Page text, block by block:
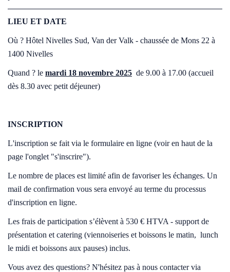
LIEU ET DATE
Où ? Hôtel Nivelles Sud, Van der Valk - chaussée de Mons 22 à
1400 Nivelles
Quand ? le mardi 18 novembre 2025 de 9.00 à 17.00 (accueil
dès 8.30 avec petit déjeuner)
INSCRIPTION
L'inscription se fait via le formulaire en ligne (voir en haut de la
page l'onglet "s'inscrire").
Le nombre de places est limité afin de favoriser les échanges. Un
mail de confirmation vous sera envoyé au terme du processus
d'inscription en ligne.
Les frais de participation s’élèvent à 530 € HTVA - support de
présentation et catering (viennoiseries et boissons le matin, lunch
le midi et boissons aux pauses) inclus.
Vous avez des questions? N'hésitez pas à nous contacter via